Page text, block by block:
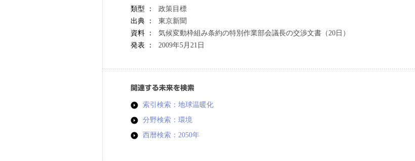
類型 ：
政策目標
出典 ：
東京新聞
資料 ：
気候変動枠組み条約の特別作業部会議長の交渉文書（20日）
発表 ：
2009年5月21日
関連する未来を検索
索引検索：地球温暖化
分野検索：環境
西暦検索：2050年